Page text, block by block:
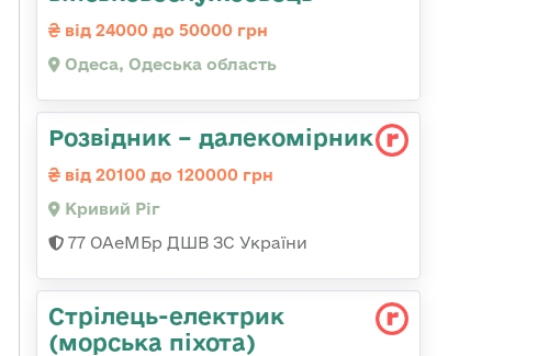
від 24000 до 50000 грн
Одеса, Одеська область
Розвідник – далекомірник
від 20100 до 120000 грн
Кривий Ріг
77 ОАеМБр ДШВ ЗС України
Стрілець-електрик
(морська піхота)